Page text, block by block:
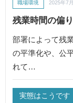
残業時間の偏
職場環境 2025年7
部署によって残
の平準化や、公
れて…
実態はこうです